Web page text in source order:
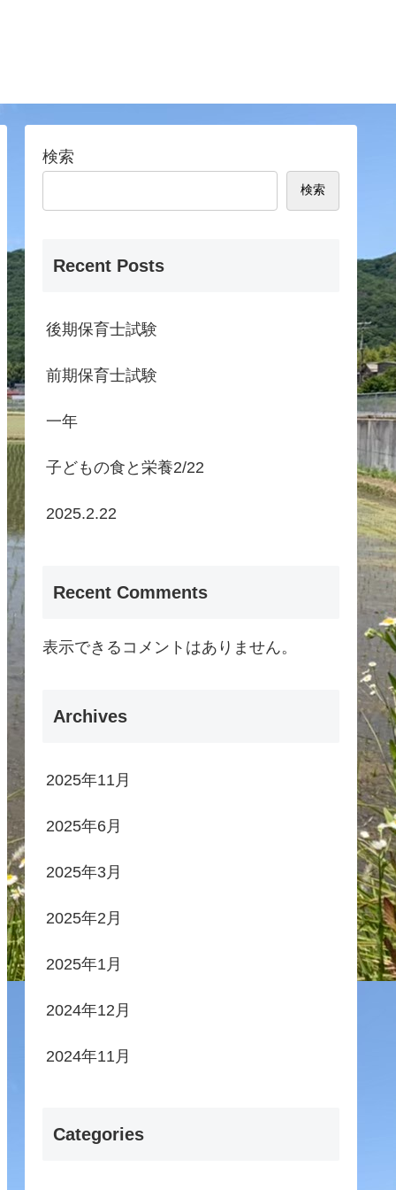
検索
検索
Recent Posts
後期保育士試験
前期保育士試験
一年
子どもの食と栄養2/22
2025.2.22
Recent Comments
表示できるコメントはありません。
Archives
2025年11月
2025年6月
2025年3月
2025年2月
2025年1月
2024年12月
2024年11月
Categories